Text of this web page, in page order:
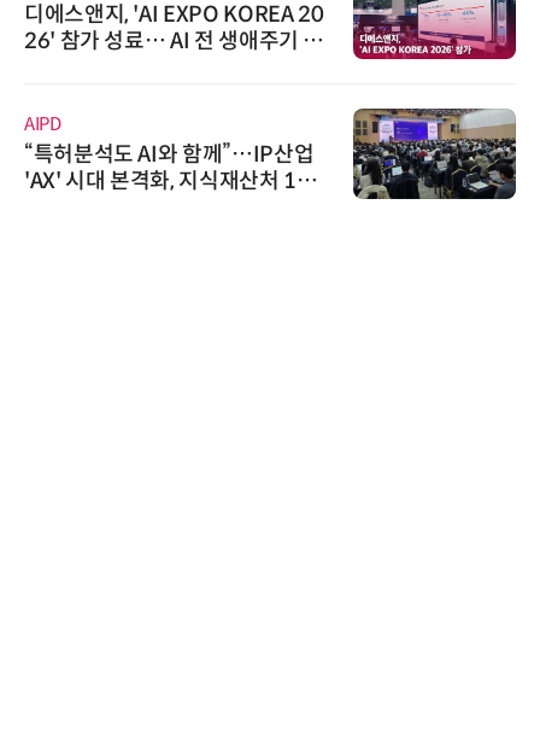
디에스앤지, 'AI EXPO KOREA 20
26' 참가 성료… AI 전 생애주기 아
AIPD
“특허분석도 AI와 함께”…IP산업
'AX' 시대 본격화, 지식재산처 1호